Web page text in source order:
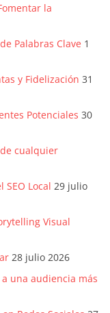
la
Palabras Clave 1
y Fidelización 31
Potenciales 30
cualquier
Local 29 julio
Visual
28 julio 2026
una audiencia más